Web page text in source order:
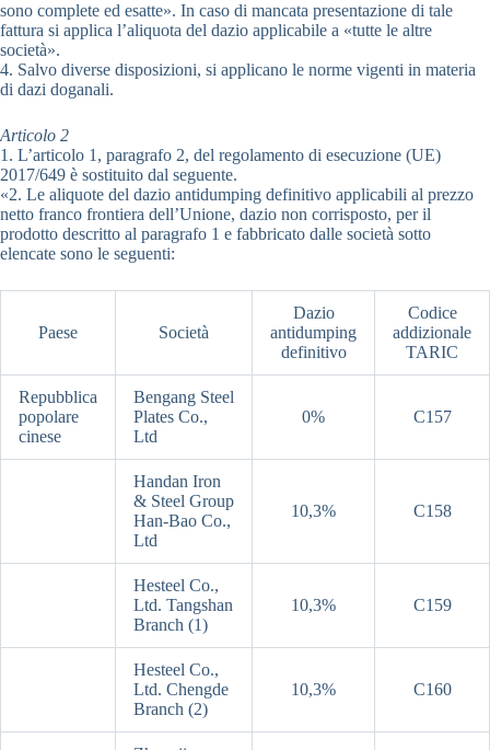
sono complete ed esatte». In caso di mancata presentazione di tale
fattura si applica l’aliquota del dazio applicabile a «tutte le altre
società».
4. Salvo diverse disposizioni, si applicano le norme vigenti in materia
di dazi doganali.
Articolo 2
1. L’articolo 1, paragrafo 2, del regolamento di esecuzione (UE)
2017/649 è sostituito dal seguente.
«2. Le aliquote del dazio antidumping definitivo applicabili al prezzo
netto franco frontiera dell’Unione, dazio non corrisposto, per il
prodotto descritto al paragrafo 1 e fabbricato dalle società sotto
elencate sono le seguenti:
Paese Società
Dazio
antidumping
definitivo
Codice
addizionale
TARIC
Repubblica
popolare
cinese
Bengang Steel
Plates Co.,
Ltd
0% C157
Handan Iron
& Steel Group
Han-Bao Co.,
Ltd
10,3% C158
Hesteel Co.,
Ltd. Tangshan
Branch (1)
10,3% C159
Hesteel Co.,
Ltd. Chengde
Branch (2)
10,3% C160